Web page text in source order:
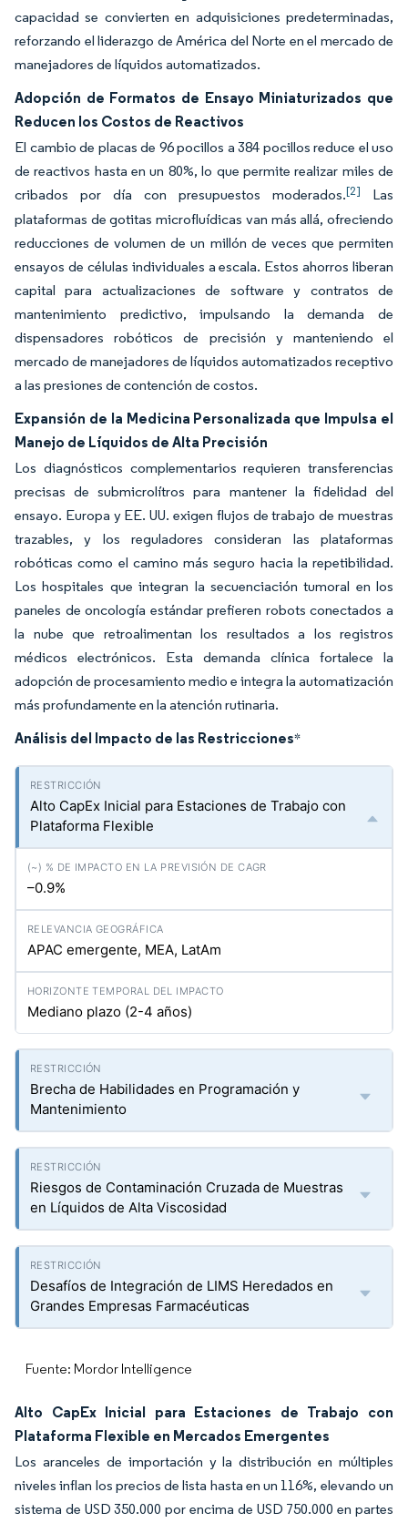
capacidad se convierten en adquisiciones predeterminadas,
reforzando el liderazgo de América del Norte en el mercado de
manejadores de líquidos automatizados.
Adopción de Formatos de Ensayo Miniaturizados que
Reducen los Costos de Reactivos
El cambio de placas de 96 pocillos a 384 pocillos reduce el uso
de reactivos hasta en un 80%, lo que permite realizar miles de
cribados por día con presupuestos moderados.[2]
Las
plataformas de gotitas microfluídicas van más allá, ofreciendo
reducciones de volumen de un millón de veces que permiten
ensayos de células individuales a escala. Estos ahorros liberan
capital para actualizaciones de software y contratos de
mantenimiento predictivo, impulsando la demanda de
dispensadores robóticos de precisión y manteniendo el
mercado de manejadores de líquidos automatizados receptivo
a las presiones de contención de costos.
Expansión de la Medicina Personalizada que Impulsa el
Manejo de Líquidos de Alta Precisión
Los diagnósticos complementarios requieren transferencias
precisas de submicrolítros para mantener la fidelidad del
ensayo. Europa y EE. UU. exigen flujos de trabajo de muestras
trazables, y los reguladores consideran las plataformas
robóticas como el camino más seguro hacia la repetibilidad.
Los hospitales que integran la secuenciación tumoral en los
paneles de oncología estándar prefieren robots conectados a
la nube que retroalimentan los resultados a los registros
médicos electrónicos. Esta demanda clínica fortalece la
adopción de procesamiento medio e integra la automatización
más profundamente en la atención rutinaria.
Análisis del Impacto de las Restricciones*
Alto CapEx Inicial para Estaciones de Trabajo con
Plataforma Flexible
–0.9%
APAC emergente, MEA, LatAm
Mediano plazo (2-4 años)
Brecha de Habilidades en Programación y
Mantenimiento
Riesgos de Contaminación Cruzada de Muestras
en Líquidos de Alta Viscosidad
Desafíos de Integración de LIMS Heredados en
Grandes Empresas Farmacéuticas
Fuente: Mordor Intelligence
Alto CapEx Inicial para Estaciones de Trabajo con
Plataforma Flexible en Mercados Emergentes
Los aranceles de importación y la distribución en múltiples
niveles inflan los precios de lista hasta en un 116%, elevando un
sistema de USD 350.000 por encima de USD 750.000 en partes